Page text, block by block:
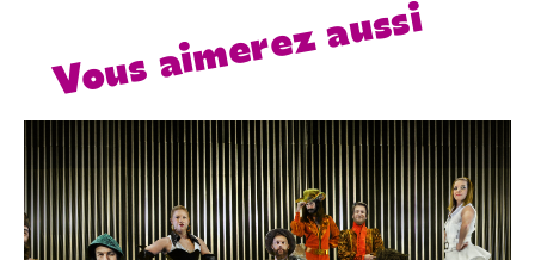
Vous aimerez aussi